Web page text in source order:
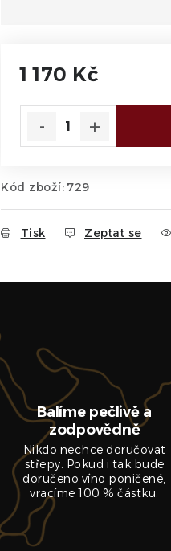
1 170 Kč
Kód zboží: 729
Tisk Zeptat se
Balíme pečlivě a
zodpovědně
Nikdo nechce doručovat
střepy. Pokud i tak bude
doručeno víno poničené,
vracíme 100 % částku.